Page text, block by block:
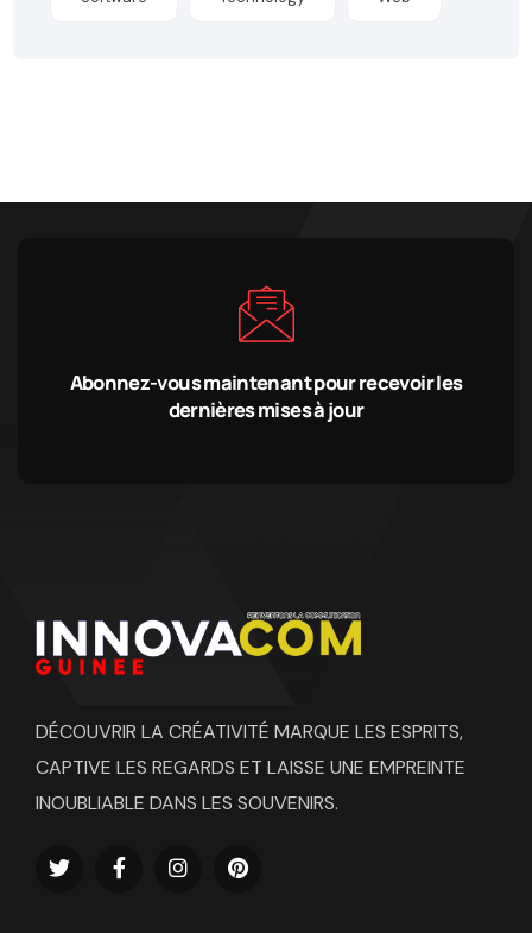
Abonnez-vous maintenant pour recevoir les
dernières mises à jour
DÉCOUVRIR LA CRÉATIVITÉ MARQUE LES ESPRITS,
CAPTIVE LES REGARDS ET LAISSE UNE EMPREINTE
INOUBLIABLE DANS LES SOUVENIRS.